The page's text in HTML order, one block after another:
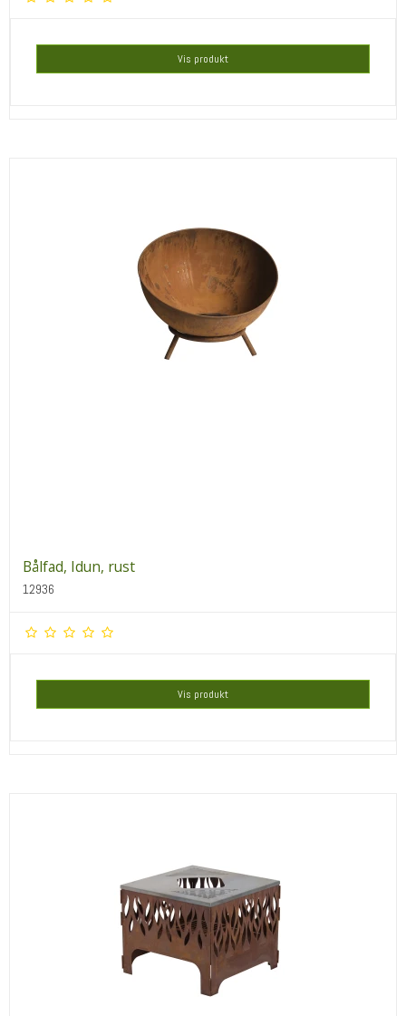
Vis produkt
Bålfad, Idun, rust
12936
Vis produkt